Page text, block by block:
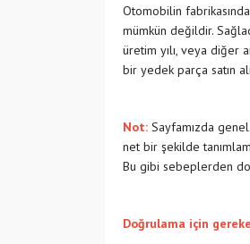
Otomobilin
mümkün değildir.
üretim yılı, veya diğer
bir yedek parça satın
Not: Sayfamızda
net bir şekilde
Bu gibi sebeplerden
Doğrulama için